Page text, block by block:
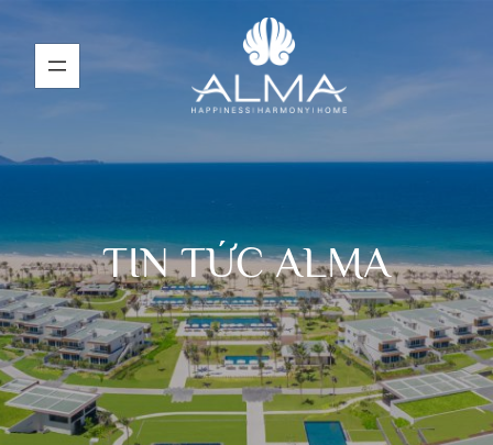
TIN TỨC ALMA